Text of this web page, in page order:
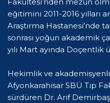
eğitimini 2011-2016 yılları
Araştırma Hastanesi’nde
sonrası yoğun akademik
yılı Mart ayında Doçentlik
Hekimlik ve
Afyonkarahisar SBÜ Tıp
sürdüren Dr. Arif